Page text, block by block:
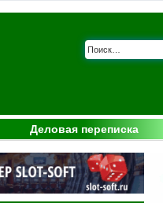
Деловая переписка